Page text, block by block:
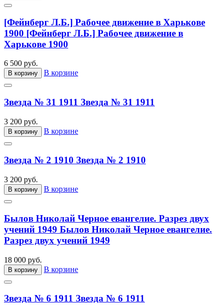
[Фейнберг Л.Б.] Рабочее движение в Харькове
1900 [Фейнберг Л.Б.] Рабочее движение в
Харькове 1900
6 500 руб.
В корзину В корзине
Звезда № 31 1911 Звезда № 31 1911
3 200 руб.
В корзину В корзине
Звезда № 2 1910 Звезда № 2 1910
3 200 руб.
В корзину В корзине
Былов Николай Черное евангелие. Разрез двух
учений 1949 Былов Николай Черное евангелие.
Разрез двух учений 1949
18 000 руб.
В корзину В корзине
Звезда № 6 1911 Звезда № 6 1911